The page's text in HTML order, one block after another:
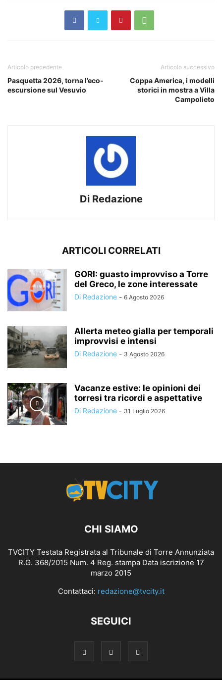
Articolo precedente
Pasquetta 2026, torna l’eco-
escursione sul Vesuvio
Articolo successivo
Coppa America, i modelli
storici in mostra a Villa
Campolieto
Di Redazione
ARTICOLI CORRELATI
GORI: guasto improvviso a Torre
del Greco, le zone interessate
Di Redazione - 6 Agosto 2026
Allerta meteo gialla per temporali
improvvisi e intensi
Di Redazione - 3 Agosto 2026
Vacanze estive: le opinioni dei
torresi tra ricordi e aspettative
Di Redazione - 31 Luglio 2026
CHI SIAMO
TVCITY Testata Registrata al Tribunale di Torre Annunziata
R.G. 368/2015 Num. 4 Reg. stampa Data iscrizione 17
marzo 2015
Contattaci: redazione@tvcity.it
SEGUICI